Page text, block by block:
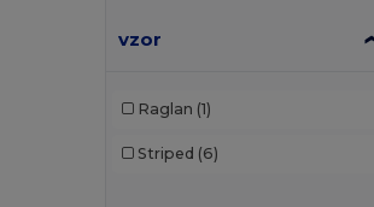
vzor
Raglan (1)
Striped (6)